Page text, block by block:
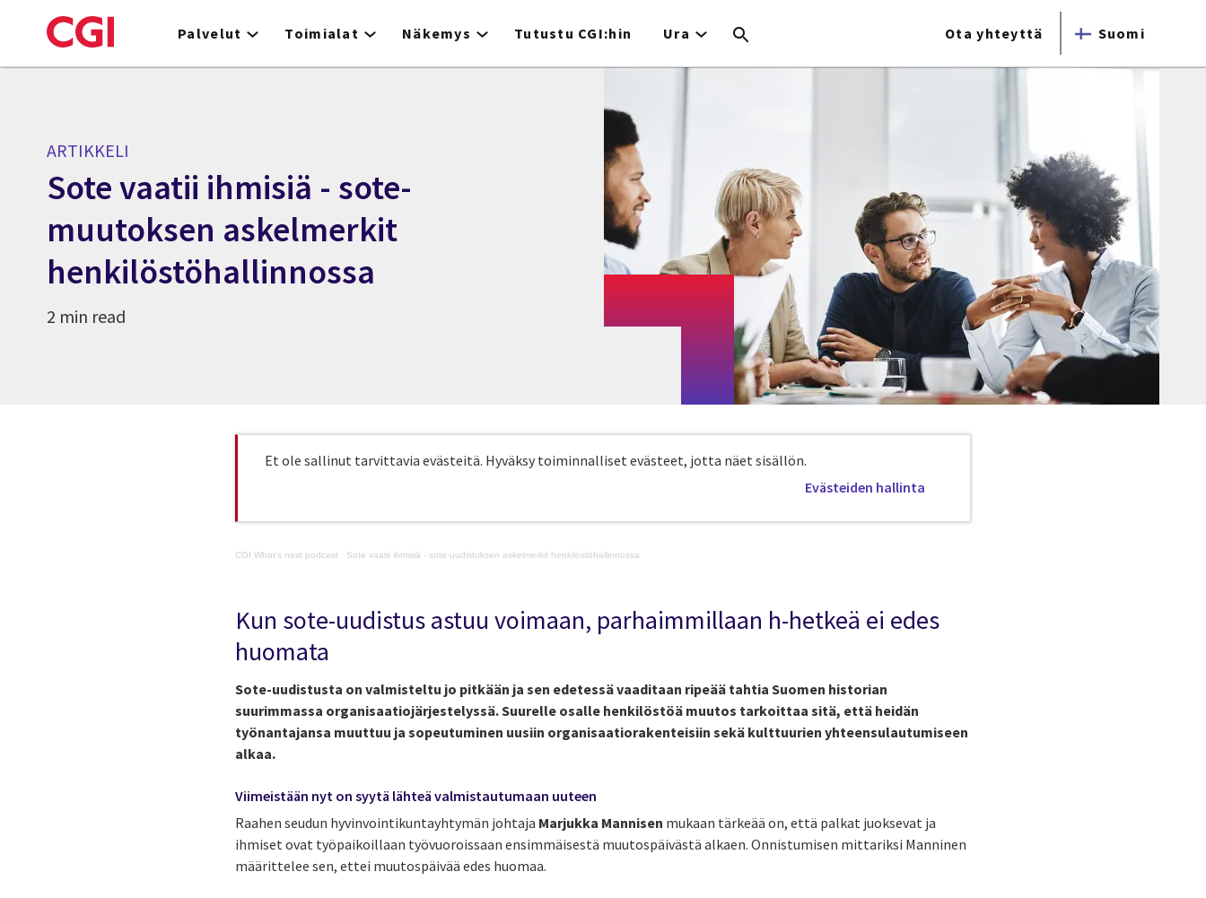
to
Palvelut Toimialat Näkemys Tutustu CGI:hin Ura Ota yhteyttä Suomi
ARTIKKELI
Sote vaatii ihmisiä - sote-
muutoksen askelmerkit
henkilöstöhallinnossa
2 min read
Et ole sallinut tarvittavia evästeitä. Hyväksy toiminnalliset evästeet, jotta näet sisällön.
Evästeiden hallinta
CGI What's next podcast · Sote vaatii ihmisiä - sote-uudistuksen askelmerkit henkilöstöhallinnossa
Kun sote-uudistus astuu voimaan, parhaimmillaan h-hetkeä ei edes
huomata
Sote-uudistusta on valmisteltu jo pitkään ja sen edetessä vaaditaan ripeää tahtia Suomen historian
suurimmassa organisaatiojärjestelyssä. Suurelle osalle henkilöstöä muutos tarkoittaa sitä, että heidän
työnantajansa muuttuu ja sopeutuminen uusiin organisaatiorakenteisiin sekä kulttuurien yhteensulautumiseen
alkaa.
Viimeistään nyt on syytä lähteä valmistautumaan uuteen
Raahen seudun hyvinvointikuntayhtymän johtaja Marjukka Mannisen mukaan tärkeää on, että palkat juoksevat ja
ihmiset ovat työpaikoillaan työvuoroissaan ensimmäisestä muutospäivästä alkaen.Onnistumisen mittariksi Manninen
määrittelee sen, ettei muutospäivää edes huomaa.